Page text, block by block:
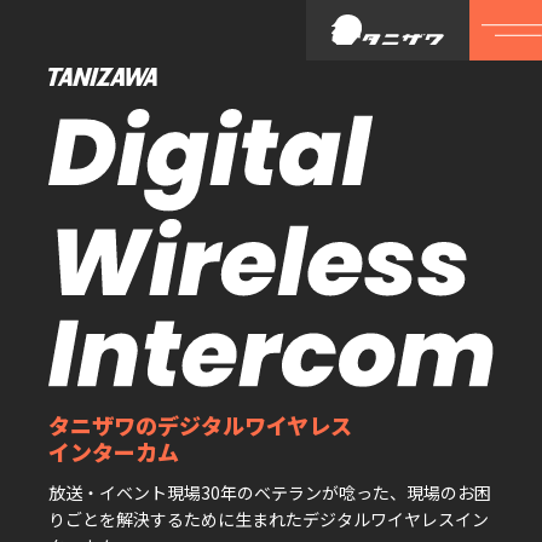
タニザワのデジタルワイヤレス
インターカム
放送・イベント現場30年のベテランが唸った、 現場のお困
りごとを解決するために⽣まれたデジタルワイヤレスイン